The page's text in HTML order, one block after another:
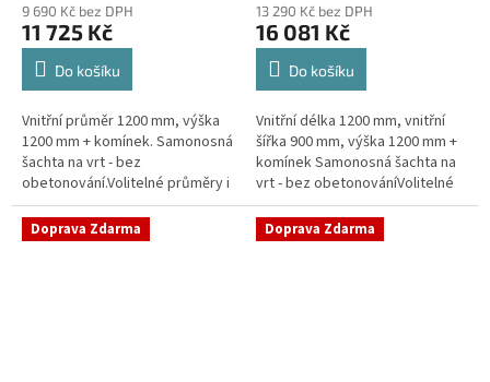
produktu
je
4,2
hvězdiček.
9 690 Kč bez DPH
11 725 Kč
Do košíku
Vnitřní průměr 1200 mm, výška
1200 mm + komínek. Samonosná
šachta na vrt - bez
obetonování.Volitelné průměry i
pozice prostupů na pažení vrtu,
hadice i elektřinu -
požadované...
produktu
je
5,0
hvězdiček.
13 290 Kč bez DPH
16 081 Kč
Do košíku
Vnitřní délka 1200 mm, vnitřní
šířka 900 mm, výška 1200 mm +
komínek Samonosná šachta na
vrt - bez obetonováníVolitelné
průměry i pozice prostupů na
pažení vrtu, hadice i...
Doprava Zdarma Doprava Zdarma